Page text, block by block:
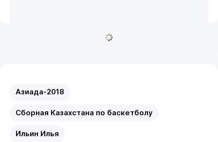
Азиада-2018
Сборная Казахстана по баскетболу
Ильин Илья